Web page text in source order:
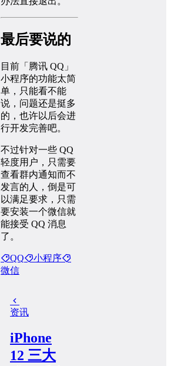
最后要说的
目前「腾讯 QQ」
小程序的功能太简
单，只能看不能
说，问题还是挺多
的，也许以后会进
行开发完善吧。
不过针对一些 QQ
轻度用户，只需要
查看群内通知而不
发言的人，倒是可
以满足要求，只需
要安装一个微信就
能接受 QQ 消息
了。
QQ
小程序
微信
资讯
iPhone
12 三大